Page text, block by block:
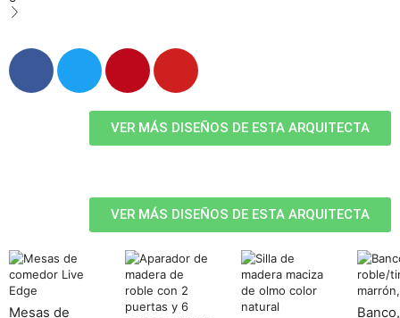
VER MÁS DISEÑOS DE ESTA ARQUITECTA
VER MÁS DISEÑOS DE ESTA ARQUITECTA
Mesas de